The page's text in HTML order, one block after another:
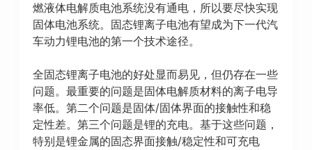
燃液体电解质电池系统没有通电，所以要尽快实现
固体电池系统。固态锂离子电池有望成为下一代汽
车动力锂电池的第一个技术途径。
全固态锂离子电池的好处显而易见，但仍存在一些
问题。最重要的问题是固体电解质材料的离子电导
率低。第二个问题是固体/固体界面的接触性和稳
定性差。第三个问题是锂的充电。基于这些问题，
特别是锂金属的固态界面接触/稳定性和可充电